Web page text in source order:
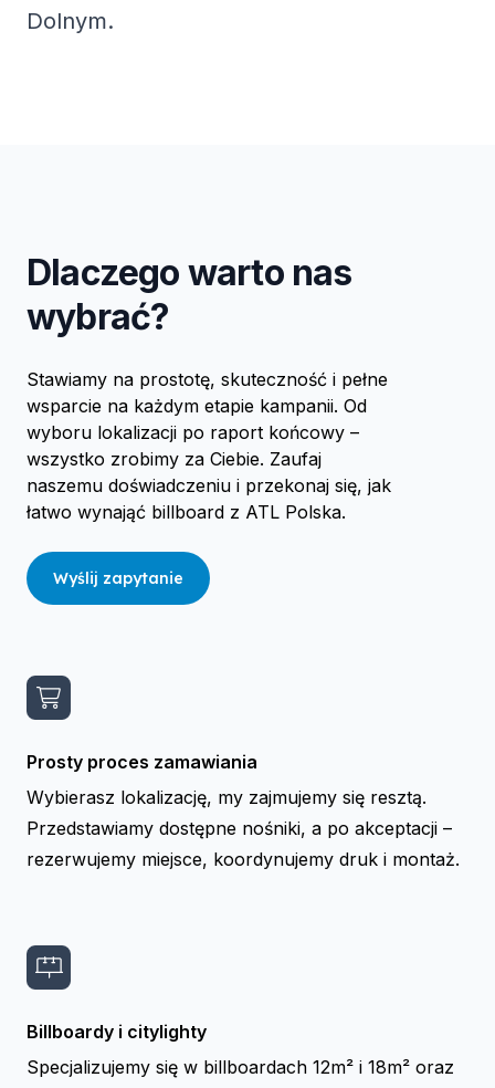
Dolnym.
Dlaczego warto nas
wybrać?
Stawiamy na prostotę, skuteczność i pełne
wsparcie na każdym etapie kampanii. Od
wyboru lokalizacji po raport końcowy –
wszystko zrobimy za Ciebie. Zaufaj
naszemu doświadczeniu i przekonaj się, jak
łatwo wynająć billboard z ATL Polska.
Wyślij zapytanie
Prosty proces zamawiania
Wybierasz lokalizację, my zajmujemy się resztą.
Przedstawiamy dostępne nośniki, a po akceptacji –
rezerwujemy miejsce, koordynujemy druk i montaż.
Billboardy i citylighty
Specjalizujemy się w billboardach 12m² i 18m² oraz